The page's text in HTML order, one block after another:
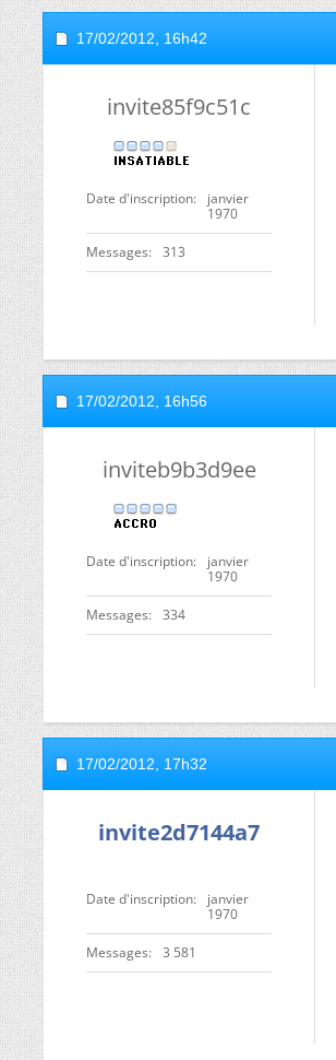
17/02/2012, 16h42
invite85f9c51c
Date d'inscription
janvier
1970
Messages 313
17/02/2012, 16h56
inviteb9b3d9ee
Date d'inscription
janvier
1970
Messages 334
17/02/2012, 17h32
invite2d7144a7
Date d'inscription
janvier
1970
Messages 3 581